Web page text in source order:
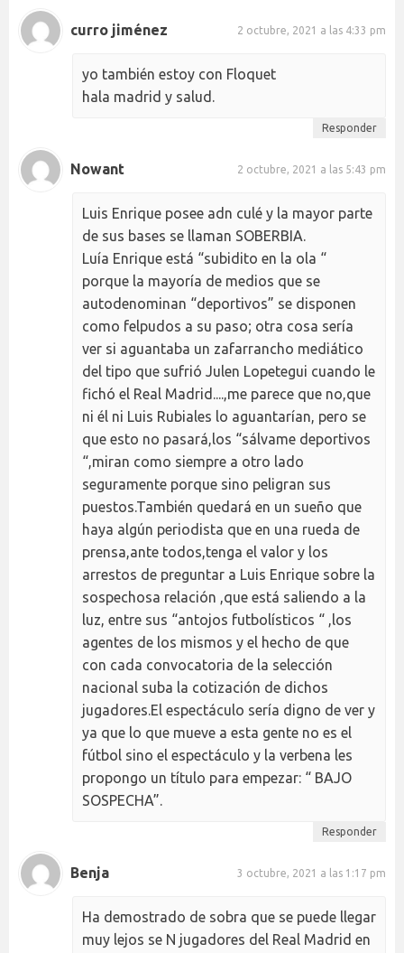
curro jiménez 2 octubre, 2021 a las 4:33 pm
yo también estoy con Floquet
hala madrid y salud.
Responder
Nowant 2 octubre, 2021 a las 5:43 pm
Luis Enrique posee adn culé y la mayor parte
de sus bases se llaman SOBERBIA.
Luía Enrique está “subidito en la ola “
porque la mayoría de medios que se
autodenominan “deportivos” se disponen
como felpudos a su paso; otra cosa sería
ver si aguantaba un zafarrancho mediático
del tipo que sufrió Julen Lopetegui cuando le
fichó el Real Madrid....,me parece que no,que
ni él ni Luis Rubiales lo aguantarían, pero se
que esto no pasará,los “sálvame deportivos
“,miran como siempre a otro lado
seguramente porque sino peligran sus
puestos.También quedará en un sueño que
haya algún periodista que en una rueda de
prensa,ante todos,tenga el valor y los
arrestos de preguntar a Luis Enrique sobre la
sospechosa relación ,que está saliendo a la
luz, entre sus “antojos futbolísticos “ ,los
agentes de los mismos y el hecho de que
con cada convocatoria de la selección
nacional suba la cotización de dichos
jugadores.El espectáculo sería digno de ver y
ya que lo que mueve a esta gente no es el
fútbol sino el espectáculo y la verbena les
propongo un título para empezar: “ BAJO
SOSPECHA”.
Responder
Benja 3 octubre, 2021 a las 1:17 pm
Ha demostrado de sobra que se puede llegar
muy lejos se N jugadores del Real Madrid en